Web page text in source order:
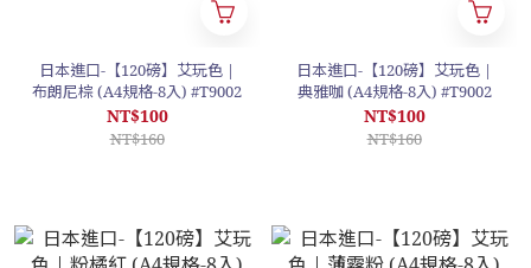
日本進口-【120磅】艾玩色 |
布朗尼棕 (A4規格-8入) #T9002
NT$100
NT$160
日本進口-【120磅】艾玩色 |
典雅咖 (A4規格-8入) #T9002
NT$100
NT$160